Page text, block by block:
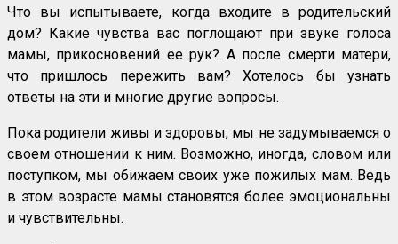
Что вы испытываете, когда входите в родительский
дом? Какие чувства вас поглощают при звуке голоса
мамы, прикосновений ее рук? А после смерти матери,
что пришлось пережить вам? Хотелось бы узнать
ответы на эти и многие другие вопросы.
Пока родители живы и здоровы, мы не задумываемся о
своем отношении к ним. Возможно, иногда, словом или
поступком, мы обижаем своих уже пожилых мам. Ведь
в этом возрасте мамы становятся более эмоциональны
и чувствительны.